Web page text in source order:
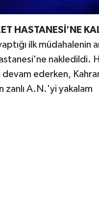
HASTANESİ'NE
ilk müdahalenin
nakledildi.
devam ederken,
zanlı A.N.'yi yakalam